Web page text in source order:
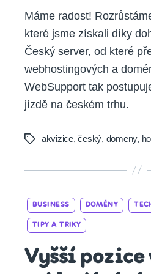
Máme radost!
které jsme získali díky
Český server, od které
webhostingových a
WebSupport tak
jízdě na českém trhu.
Tagsakvizice,český, domeny,
BUSINESS DOMÉNY
TIPY A TRIKY
Vyšší pozice